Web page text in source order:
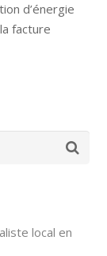
d’énergie
facture
local en